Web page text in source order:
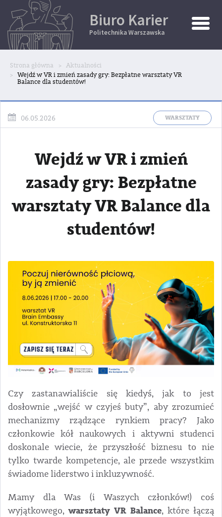
Toggle
Biuro Karier
Politechnika Warszawska
Strona główna
Aktualności
Wejdź w VR i zmień zasady gry: Bezpłatne warsztaty VR
Balance dla studentów!
06.05.2026 WARSZTATY
Wejdź w VR i zmień
zasady gry: Bezpłatne
warsztaty VR Balance dla
studentów!
Czy zastanawialiście się kiedyś, jak to jest
dosłownie „wejść w czyjeś buty”, aby zrozumieć
mechanizmy rządzące rynkiem pracy? Jako
członkowie kół naukowych i aktywni studenci
doskonale wiecie, że przyszłość biznesu to nie
tylko twarde kompetencje, ale przede wszystkim
świadome liderstwo i inkluzywność.
Mamy dla Was (i Waszych członków!) coś
wyjątkowego,warsztaty VR Balance, które łączą